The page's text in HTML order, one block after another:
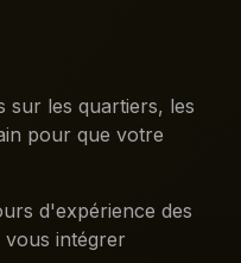
sur les quartiers, les
pour que votre
d'expérience des
vous intégrer